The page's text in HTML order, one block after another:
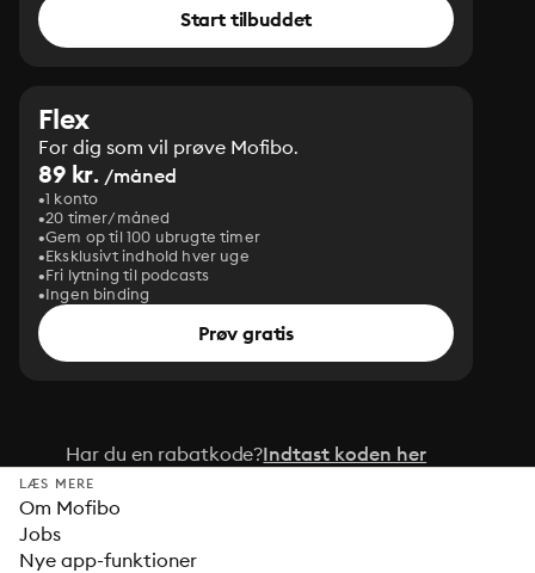
Start tilbuddet
Flex
For dig som vil prøve Mofibo.
89 kr. /måned
1 konto
20 timer/måned
Gem op til 100 ubrugte timer
Eksklusivt indhold hver uge
Fri lytning til podcasts
Ingen binding
Prøv gratis
Har du en rabatkode?Indtast koden her
LÆS MERE
Om Mofibo
Jobs
Nye app-funktioner